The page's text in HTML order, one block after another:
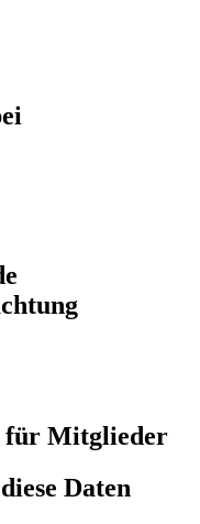
für Mitglieder
Daten